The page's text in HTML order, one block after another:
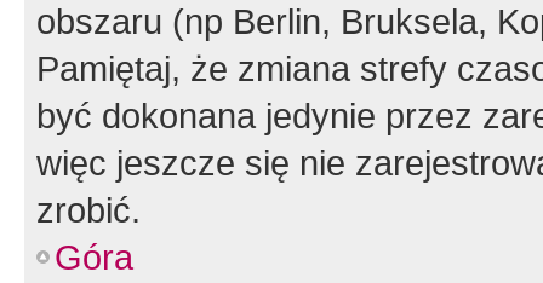
obszaru (np Berlin, Bruksela,
Pamiętaj, że zmiana strefy
być dokonana jedynie przez
więc jeszcze się nie
zrobić.
Góra